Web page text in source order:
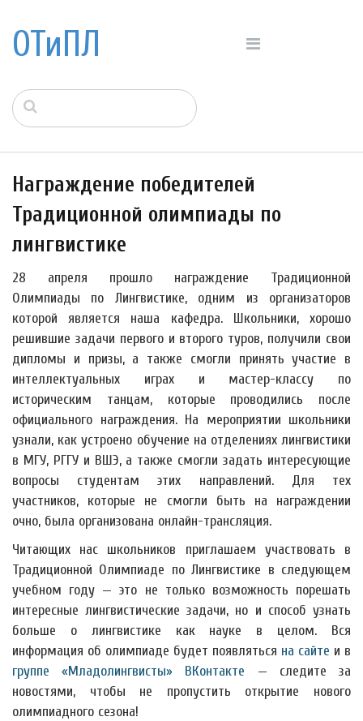
ОТиПЛ
Награждение победителей
Традиционной олимпиады по
лингвистике
28 апреля прошло награждение Традиционной
Олимпиады по Лингвистике, одним из организаторов
которой является наша кафедра. Школьники, хорошо
решившие задачи первого и второго туров, получили свои
дипломы и призы, а также смогли принять участие в
интеллектуальных играх и мастер-классу по
историческим танцам, которые проводились после
официального награждения. На мероприятии школьники
узнали, как устроено обучение на отделениях лингвистики
в МГУ, РГГУ и ВШЭ, а также смогли задать интересующие
вопросы студентам этих направлений. Для тех
участников, которые не смогли быть на награждении
очно, была организована онлайн-трансляция.
Читающих нас школьников приглашаем участвовать в
Традиционной Олимпиаде по Лингвистике в следующем
учебном году — это не только возможность порешать
интересные лингвистические задачи, но и способ узнать
больше о лингвистике как науке в целом. Вся
информация об олимпиаде будет появляться на сайте и в
группе «Младолингвисты» ВКонтакте — следите за
новостями, чтобы не пропустить открытие нового
олимпиадного сезона!